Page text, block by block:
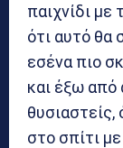
παιχνίδι με
ότι αυτό θα
εσένα πιο
και έξω από
θυσιαστείς,
στο σπίτι